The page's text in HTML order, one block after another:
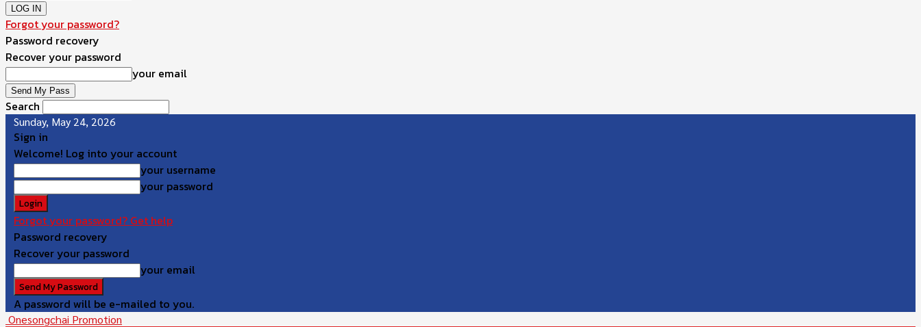
Forgot your password?
Password recovery
Recover your password
your email
Search
Sunday, May 24, 2026
Sign in
Welcome! Log into your account
your username
your password
Forgot your password? Get help
Password recovery
Recover your password
your email
A password will be e-mailed to you.
Onesongchai Promotion